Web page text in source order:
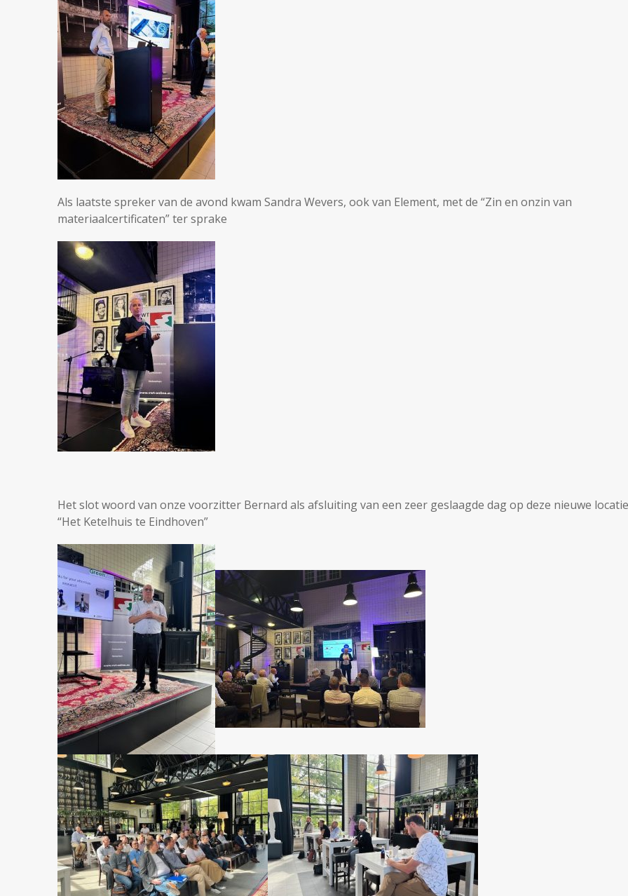
Als laatste spreker van de avond kwam Sandra Wevers, ook van Element, met de “Zin en onzin van
materiaalcertificaten” ter sprake
Het slot woord van onze voorzitter Bernard als afsluiting van een zeer geslaagde dag op deze nieuwe locatie
“Het Ketelhuis te Eindhoven”